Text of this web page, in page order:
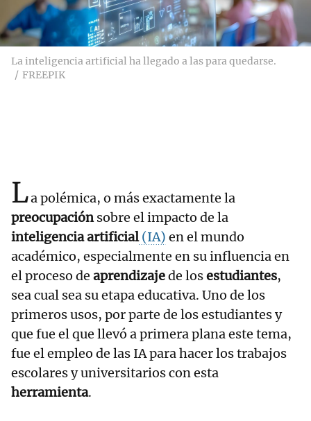
La inteligencia artificial ha llegado a las para quedarse.
FREEPIK
La polémica, o más exactamente la
preocupaciónsobre el impacto de la
inteligencia artificial(IA) en el mundo
académico, especialmente en su influencia en
el proceso de aprendizajede losestudiantes,
sea cual sea su etapa educativa. Uno de los
primeros usos, por parte de los estudiantes y
que fue el que llevó a primera plana este tema,
fue el empleo de las IA para hacer los trabajos
escolares y universitarios con esta
herramienta.